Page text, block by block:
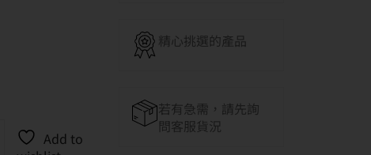
Add to
精心挑選的產品
若有急需，請先詢
問客服貨況